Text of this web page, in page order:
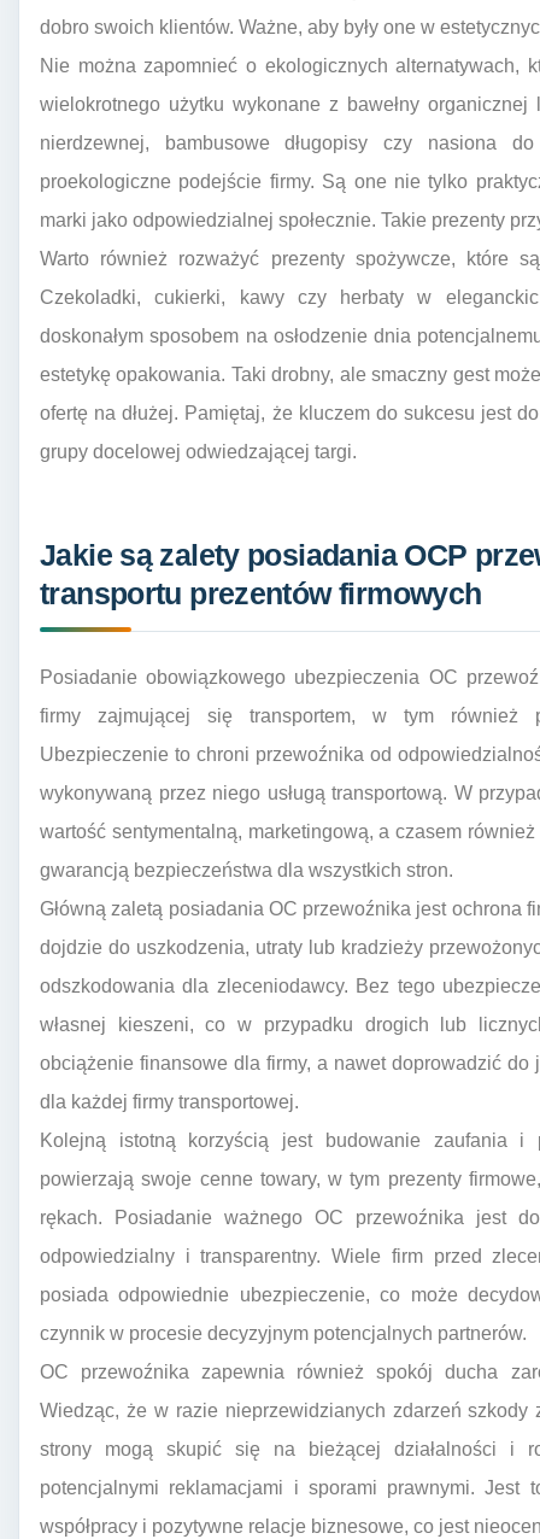
dobro swoich klientów. Ważne, aby były one w
Nie można zapomnieć o ekologicznych alternatywach,
wielokrotnego użytku wykonane z bawełny
nierdzewnej, bambusowe długopisy czy nasiona
proekologiczne podejście firmy. Są one nie tylko
marki jako odpowiedzialnej społecznie. Takie prezenty
Warto również rozważyć prezenty spożywcze, które
Czekoladki, cukierki, kawy czy herbaty w
doskonałym sposobem na osłodzenie dnia
estetykę opakowania. Taki drobny, ale smaczny gest
ofertę na dłużej. Pamiętaj, że kluczem do sukcesu jest
grupy docelowej odwiedzającej targi.
Jakie są zalety posiadania OCP
transportu prezentów firmowych
Posiadanie obowiązkowego ubezpieczenia OC
firmy zajmującej się transportem, w tym również
Ubezpieczenie to chroni przewoźnika od
wykonywaną przez niego usługą transportową. W
wartość sentymentalną, marketingową, a czasem
gwarancją bezpieczeństwa dla wszystkich stron.
Główną zaletą posiadania OC przewoźnika jest ochrona
dojdzie do uszkodzenia, utraty lub kradzieży
odszkodowania dla zleceniodawcy. Bez tego
własnej kieszeni, co w przypadku drogich lub
obciążenie finansowe dla firmy, a nawet doprowadzić do
dla każdej firmy transportowej.
Kolejną istotną korzyścią jest budowanie zaufania i
powierzają swoje cenne towary, w tym prezenty
rękach. Posiadanie ważnego OC przewoźnika jest
odpowiedzialny i transparentny. Wiele firm przed
posiada odpowiednie ubezpieczenie, co może
czynnik w procesie decyzyjnym potencjalnych partnerów.
OC przewoźnika zapewnia również spokój ducha
Wiedząc, że w razie nieprzewidzianych zdarzeń
strony mogą skupić się na bieżącej działalności i
potencjalnymi reklamacjami i sporami prawnymi. Jest
współpracy i pozytywne relacje biznesowe, co jest